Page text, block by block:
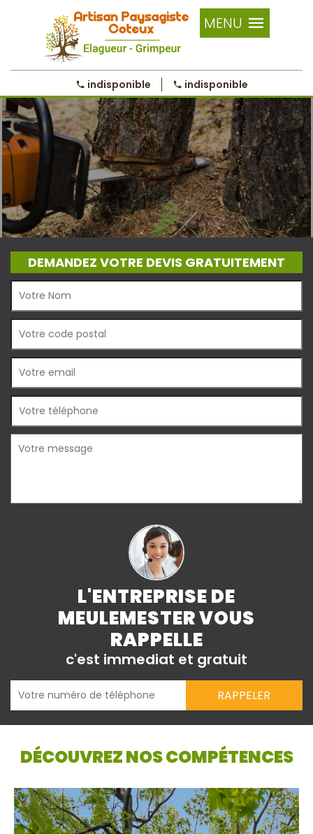
MENU
indisponible indisponible
DEMANDEZ VOTRE DEVIS GRATUITEMENT
L'ENTREPRISE DE
MEULEMESTER VOUS
RAPPELLE
c'est immediat et gratuit
DÉCOUVREZ NOS COMPÉTENCES